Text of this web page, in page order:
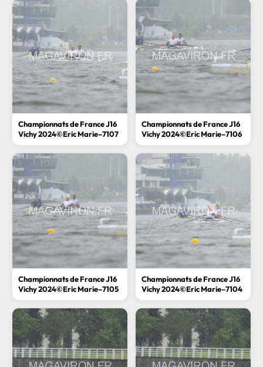
Championnats de France J16
Vichy 2024©Eric Marie–7107
Championnats de France J16
Vichy 2024©Eric Marie–7106
Championnats de France J16
Vichy 2024©Eric Marie–7105
Championnats de France J16
Vichy 2024©Eric Marie–7104